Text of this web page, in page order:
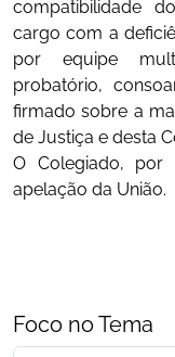
compatibilidade
cargo com a
por equipe
probatório,
firmado sobre a
de Justiça e desta
O Colegiado, por
apelação da União.
Foco no Tema